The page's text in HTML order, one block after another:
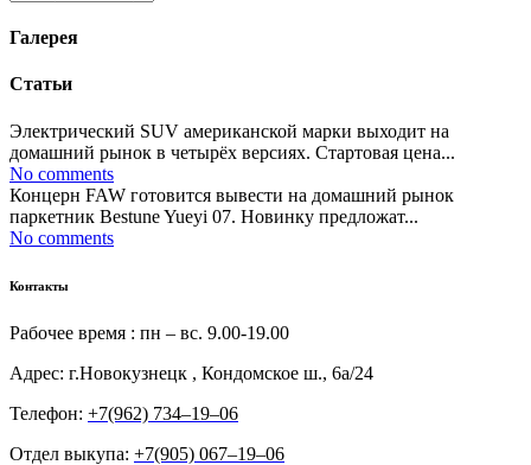
Галерея
Статьи
Электрический SUV американской марки выходит на
домашний рынок в четырёх версиях. Стартовая цена...
No comments
Концерн FAW готовится вывести на домашний рынок
паркетник Bestune Yueyi 07. Новинку предложат...
No comments
Контакты
Рабочее время : пн – вс. 9.00-19.00
Адрес: г.Новокузнецк , Кондомское ш., 6а/24
Телефон: +7(962) 734‒19‒06
Отдел выкупа: +7(905) 067‒19‒06